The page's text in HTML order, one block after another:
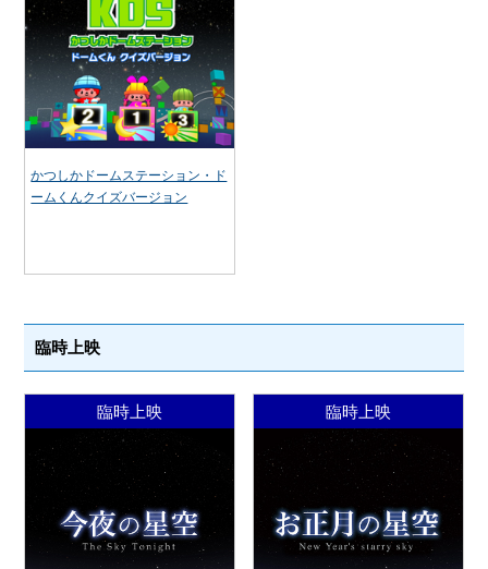
かつしかドームステーション・ド
ームくんクイズバージョン
臨時上映
臨時上映 臨時上映